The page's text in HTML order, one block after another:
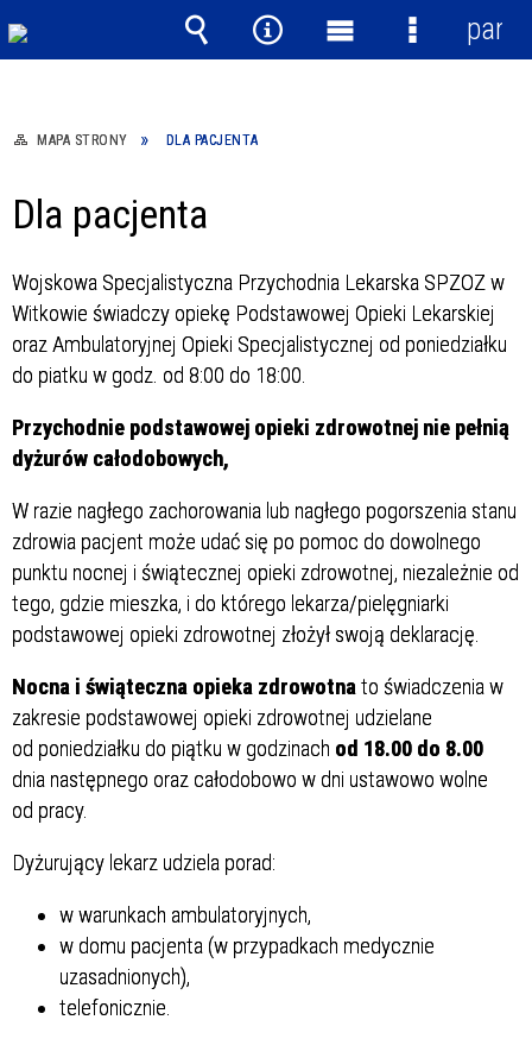
MAPA STRONY DLA PACJENTA
Dla pacjenta
Wojskowa Specjalistyczna Przychodnia Lekarska SPZOZ w
Witkowie świadczy opiekę Podstawowej Opieki Lekarskiej
oraz Ambulatoryjnej Opieki Specjalistycznej od poniedziałku
do piatku w godz. od 8:00 do 18:00.
Przychodnie podstawowej opieki zdrowotnej nie pełnią
dyżurów całodobowych,
W razie nagłego zachorowania lub nagłego pogorszenia stanu
zdrowia pacjent może udać się po pomoc do dowolnego
punktu nocnej i świątecznej opieki zdrowotnej, niezależnie od
tego, gdzie mieszka, i do którego lekarza/pielęgniarki
podstawowej opieki zdrowotnej złożył swoją deklarację.
Nocna i świąteczna opieka zdrowotnato świadczenia w
zakresie podstawowej opieki zdrowotnej udzielane
od poniedziałku do piątku w godzinach od 18.00 do 8.00
dnia następnego oraz całodobowo w dni ustawowo wolne
od pracy.
Dyżurujący lekarz udziela porad:
w warunkach ambulatoryjnych,
w domu pacjenta (w przypadkach medycznie
uzasadnionych),
telefonicznie.
Wyszukiwarka
Narzędzia
Menu Menu
panel